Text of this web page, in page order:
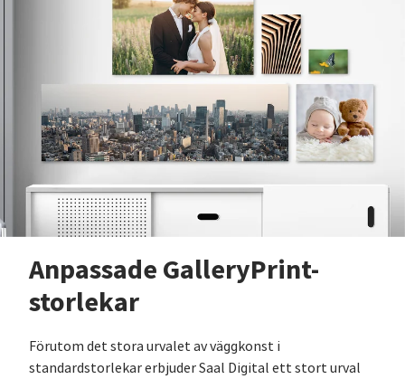
Anpassade GalleryPrint-
storlekar
Förutom det stora urvalet av väggkonst i
standardstorlekar erbjuder Saal Digital ett stort urval